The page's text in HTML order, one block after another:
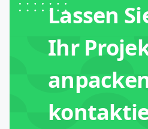
Lassen
Ihr